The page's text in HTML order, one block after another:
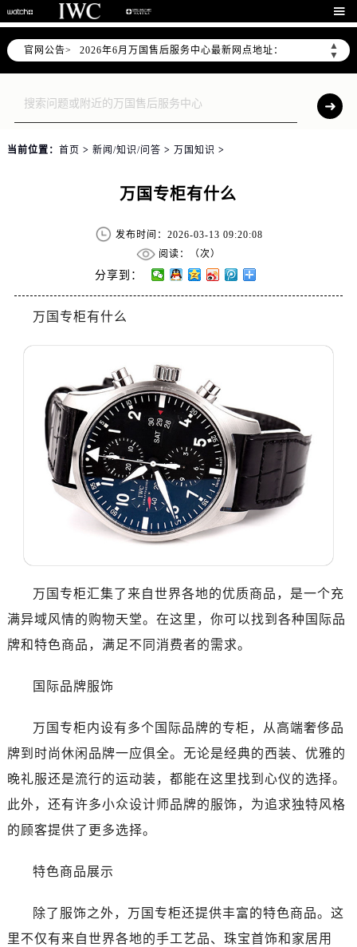

官网公告>
▲
▼
2026年6月万国上海市售后服务网络优化升级公告
2026年6月上海市万国官方售后客户服务热线：400-992-7093
2026年6月万国售后服务中心最新网点地址：
上海市徐汇区虹桥路3号港汇中心写字楼2座37层3705室（需提前预约）
当前位置： 首页 > 新闻/知识/问答 > 万国知识 >
万国专柜有什么
发布时间：2026-03-13 09:20:08
阅读：（次）
分享到：
万国专柜有什么
万国专柜汇集了来自世界各地的优质商品，是一个充
满异域风情的购物天堂。在这里，你可以找到各种国际品
牌和特色商品，满足不同消费者的需求。
国际品牌服饰
万国专柜内设有多个国际品牌的专柜，从高端奢侈品
牌到时尚休闲品牌一应俱全。无论是经典的西装、优雅的
晚礼服还是流行的运动装，都能在这里找到心仪的选择。
此外，还有许多小众设计师品牌的服饰，为追求独特风格
的顾客提供了更多选择。
特色商品展示
除了服饰之外，万国专柜还提供丰富的特色商品。这
里不仅有来自世界各地的手工艺品、珠宝首饰和家居用